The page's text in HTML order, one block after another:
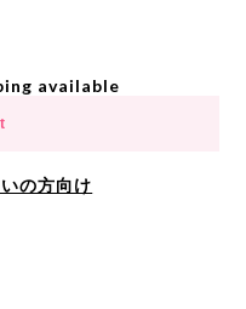
available
の方向け